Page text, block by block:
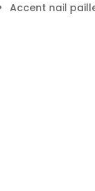
Accent nail